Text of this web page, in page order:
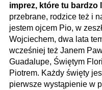
imprez, które tu bardzo
przebrane, rodzice też i
jestem ojcem Pio, w
Wojciechem, dwa lata
wcześniej też Janem
Guadalupe, Świętym
Piotrem. Każdy święty
pierwsze wystąpienie w